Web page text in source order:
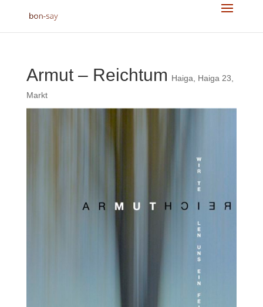
Armut – Reichtum Haiga Haiga 23
Markt